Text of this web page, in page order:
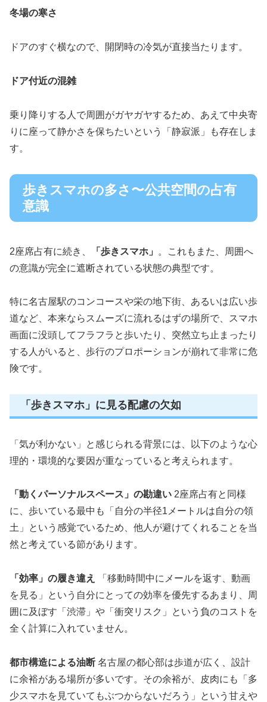
冬場の寒さ
ドアのすぐ横なので、開閉時の冷気が直接当たります。
ドア付近の混雑
乗り降りする人で周囲がガヤガヤするため、あえて中央寄
りに座って静かさを保ちたいという「静寂派」も存在しま
す。
歩きスマホの多さ〜公共空間の占有
意識
2座席占有に続き、 「歩きスマホ」
。これもまた、周囲へ
の意識が完全に遮断されている状態の典型です。
特に名古屋駅のコンコースや栄の地下街、あるいは広い歩
道など、本来ならスムーズに流れるはずの場所で、スマホ
画面に没頭してフラフラと歩いたり、突然立ち止まったり
する人がいると、歩行のプロポーションが崩れて非常に危
険です。
「歩きスマホ」に見る配慮の欠如
「気が利かない」と感じられる背景には、以下のような心
理的・環境的な要因が重なっていると考えられます。
「動くパーソナルスペース」の勘違い 2座席占有と同様
に、歩いている最中も「自分の半径1メートルは自分の領
土」という感覚でいるため、他人が避けてくれることを当
然と考えている節があります。
「効率」の履き違え
「移動時間中にメールを返す、動画
を見る」という自分にとっての効率を優先するあまり、周
囲に及ぼす「渋滞」や「衝突リスク」という負のコストを
全く計算に入れていません。
都市構造による油断 名古屋の都心部は歩道が広く、設計
に余裕がある場所が多いです。その余裕が、皮肉にも「多
少スマホを見ていてもぶつからないだろう」という甘えや